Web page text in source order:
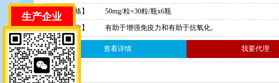
【规 格】 50mg/粒×30粒/瓶x6瓶
【产品功效】 有助于增强免疫力和有助于抗氧化。
查看详情 我要代理
生产企业